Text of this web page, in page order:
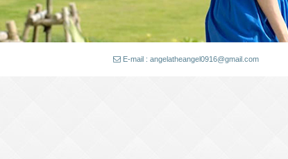
E-mail : angelatheangel0916@gmail.com